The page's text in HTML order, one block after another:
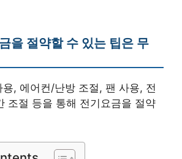
을 절약할 수 있는 팁은 무
, 에어컨/난방 조절, 팬 사용, 전
조절 등을 통해 전기요금을 절약